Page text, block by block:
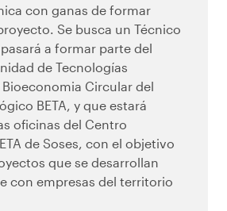
con ganas de formar
Se busca un Técnico
a formar parte del
de Tecnologías
Circular del
BETA, y que estará
oficinas del Centro
de Soses, con el objetivo
que se desarrollan
con empresas del territorio